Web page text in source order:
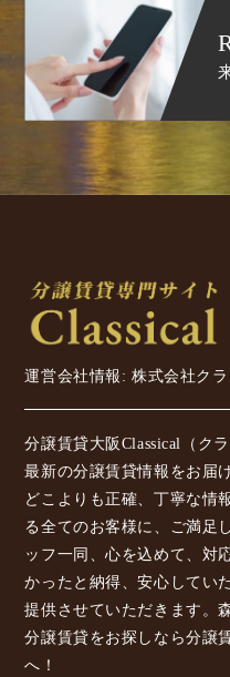
運営会社情報: 株式会社ク
分譲賃貸大阪Classical（ク
最新の分譲賃貸情報をお届
どこよりも正確、丁寧な情
る全てのお客様に、ご満足
ッフ一同、心を込めて、対
かったと納得、安心してい
提供させていただきます。
分譲賃貸をお探しなら分譲
へ！